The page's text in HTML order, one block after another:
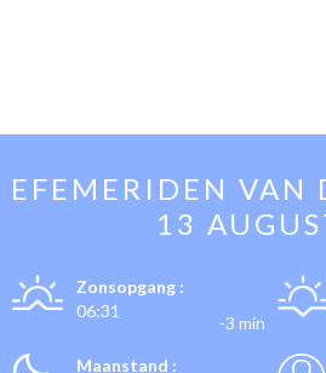
EFEMERIDEN VAN
13
Zonsopgang :
06:31
-3 min
Maanstand :